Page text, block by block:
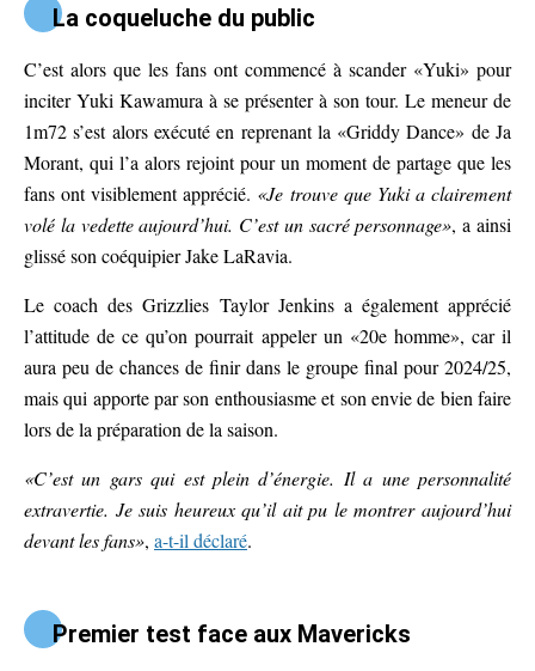
La coqueluche du public
C’est alors que les fans ont commencé à scander «Yuki» pour
inciter Yuki Kawamura à se présenter à son tour. Le meneur de
1m72 s’est alors exécuté en reprenant la «Griddy Dance» de Ja
Morant, qui l’a alors rejoint pour un moment de partage que les
fans ont visiblement apprécié. «Je trouve que Yuki a clairement
volé la vedette aujourd’hui. C’est un sacré personnage», a ainsi
glissé son coéquipier Jake LaRavia.
Le coach des Grizzlies Taylor Jenkins a également apprécié
l’attitude de ce qu’on pourrait appeler un «20e homme», car il
aura peu de chances de finir dans le groupe final pour 2024/25,
mais qui apporte par son enthousiasme et son envie de bien faire
lors de la préparation de la saison.
«C’est un gars qui est plein d’énergie. Il a une personnalité
extravertie. Je suis heureux qu’il ait pu le montrer aujourd’hui
devant les fans», a-t-il déclaré.
Premier test face aux Mavericks